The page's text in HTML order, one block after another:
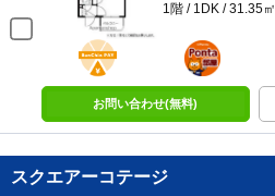
1階 / 1DK / 31.35㎡
BunChinPAY
ポンタ
部屋
お問い合わせ(無料)
スクエアーコテージ